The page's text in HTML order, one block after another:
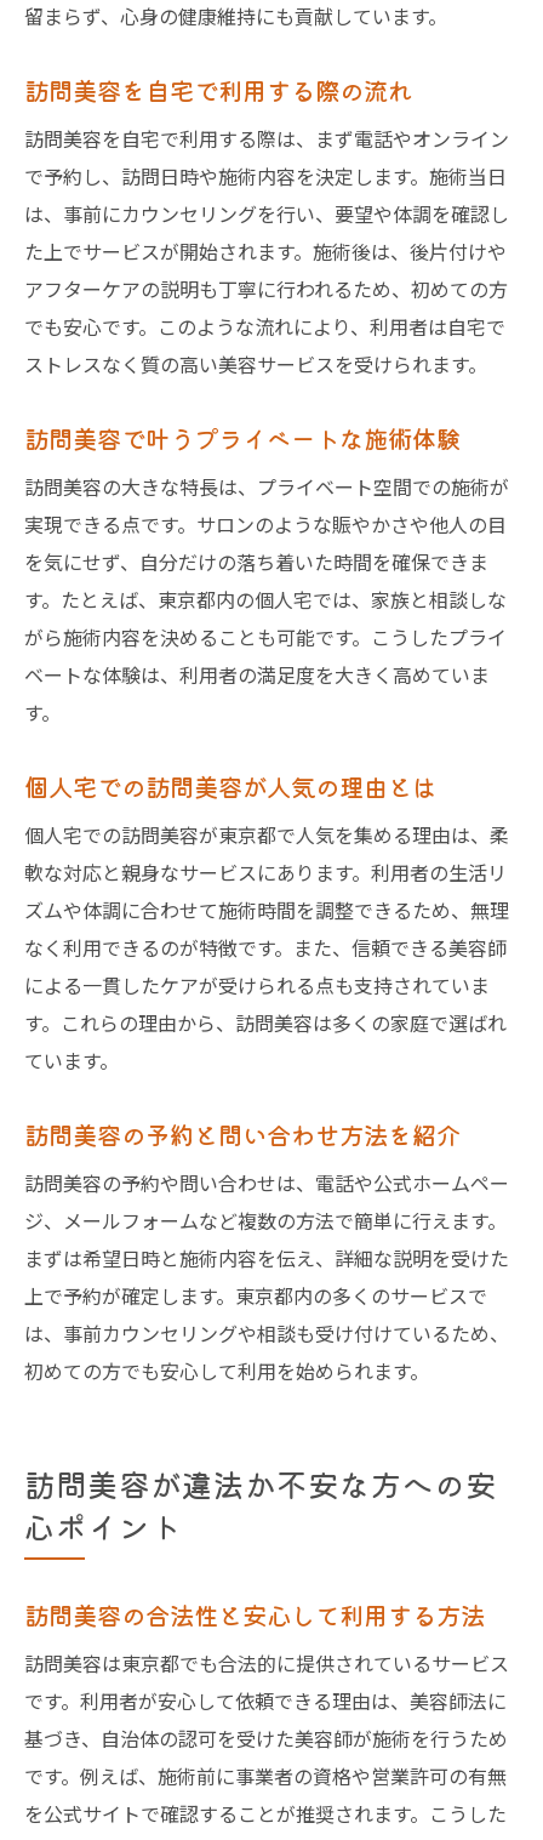
留まらず、心身の健康維持にも貢献しています。
訪問美容を自宅で利用する際の流れ
訪問美容を自宅で利用する際は、まず電話やオンライン
で予約し、訪問日時や施術内容を決定します。施術当日
は、事前にカウンセリングを行い、要望や体調を確認し
た上でサービスが開始されます。施術後は、後片付けや
アフターケアの説明も丁寧に行われるため、初めての方
でも安心です。このような流れにより、利用者は自宅で
ストレスなく質の高い美容サービスを受けられます。
訪問美容で叶うプライベートな施術体験
訪問美容の大きな特長は、プライベート空間での施術が
実現できる点です。サロンのような賑やかさや他人の目
を気にせず、自分だけの落ち着いた時間を確保できま
す。たとえば、東京都内の個人宅では、家族と相談しな
がら施術内容を決めることも可能です。こうしたプライ
ベートな体験は、利用者の満足度を大きく高めていま
す。
個人宅での訪問美容が人気の理由とは
個人宅での訪問美容が東京都で人気を集める理由は、柔
軟な対応と親身なサービスにあります。利用者の生活リ
ズムや体調に合わせて施術時間を調整できるため、無理
なく利用できるのが特徴です。また、信頼できる美容師
による一貫したケアが受けられる点も支持されていま
す。これらの理由から、訪問美容は多くの家庭で選ばれ
ています。
訪問美容の予約と問い合わせ方法を紹介
訪問美容の予約や問い合わせは、電話や公式ホームペー
ジ、メールフォームなど複数の方法で簡単に行えます。
まずは希望日時と施術内容を伝え、詳細な説明を受けた
上で予約が確定します。東京都内の多くのサービスで
は、事前カウンセリングや相談も受け付けているため、
初めての方でも安心して利用を始められます。
訪問美容が違法か不安な方への安
心ポイント
訪問美容の合法性と安心して利用する方法
訪問美容は東京都でも合法的に提供されているサービス
です。利用者が安心して依頼できる理由は、美容師法に
基づき、自治体の認可を受けた美容師が施術を行うため
です。例えば、施術前に事業者の資格や営業許可の有無
を公式サイトで確認することが推奨されます。こうした